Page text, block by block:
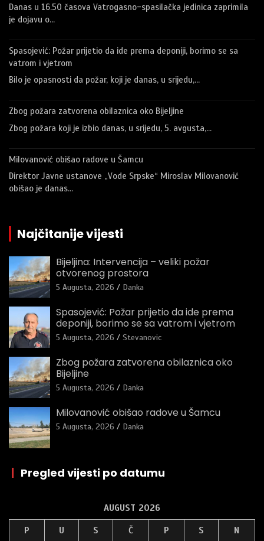
Danas u 16.50 časova Vatrogasno-spasilačka jedinica zaprimila
je dojavu o…
Spasojević: Požar prijetio da ide prema deponiji, borimo se sa
vatrom i vjetrom
Bilo je opasnosti da požar, koji je danas, u srijedu,…
Zbog požara zatvorena obilaznica oko Bijeljine
Zbog požara koji je izbio danas, u srijedu, 5. avgusta,…
Milovanović obišao radove u Šamcu
Direktor Javne ustanove „Vode Srpske“ Miroslav Milovanović
obišao je danas…
Najčitanije vijesti
Bijeljina: Intervencija – veliki požar
otvorenog prostora
5 Augusta, 2026 Danka
Spasojević: Požar prijetio da ide prema
deponiji, borimo se sa vatrom i vjetrom
5 Augusta, 2026 Stevanovic
Zbog požara zatvorena obilaznica oko
Bijeljine
5 Augusta, 2026 Danka
Milovanović obišao radove u Šamcu
5 Augusta, 2026 Danka
| Pregled vijesti po datumu
AUGUST 2026
P U S Č P S N